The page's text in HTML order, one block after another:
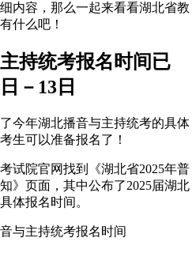
内容，那么一起来看看湖北省教
什么吧！
持统考报名时间已
－13日
今年湖北播音与主持统考的具体
生可以准备报名了！
试院官网找到《湖北省2025年普
》页面，其中公布了2025届湖北
体报名时间。